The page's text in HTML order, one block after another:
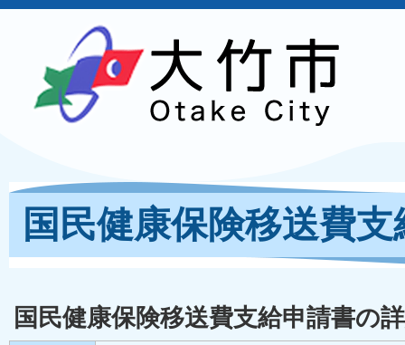
国民健康保険移送費
国民健康保険移送費支給申請書の